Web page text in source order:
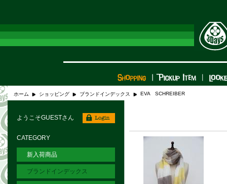
ホーム ショッピング ブランドインデックス EVA SCHREIBER
ようこそGUESTさん
CATEGORY
新入荷商品
ブランドインデックス